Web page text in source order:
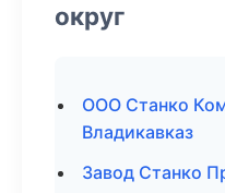
округ
ООО Станко
Владикавказ
Завод Станко